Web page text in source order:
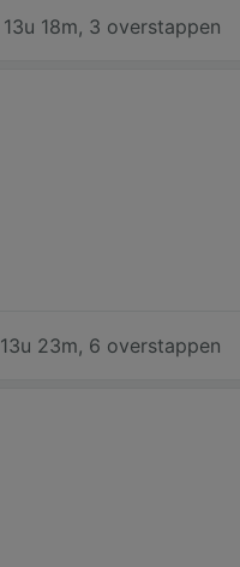
13u 18m, 3 overstappen
13u 23m, 6 overstappen